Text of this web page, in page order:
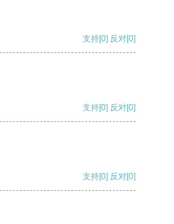
支持[0] 反对[0]
支持[0] 反对[0]
支持[0] 反对[0]